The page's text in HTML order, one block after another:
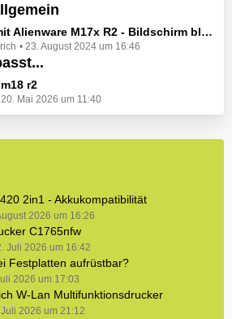
M17x R2 - Bildschirm bleibt schwarz beim Start
23. August 2024 um 16:46
r2
20. Mai 2026 um 11:40
2in1 - Akkukompatibilität
2026 um 16:26
C1765nfw
Juli 2026 um 16:42
Festplatten aufrüstbar?
2026 um 17:03
W-Lan Multifunktionsdrucker
2026 um 21:12